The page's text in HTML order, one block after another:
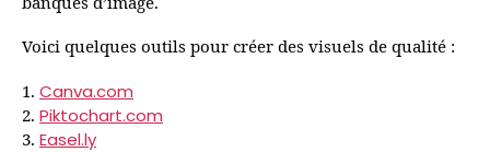
Voici quelques outils pour créer des visuels de qualité :
1. Canva.com
2. Piktochart.com
3. Easel.ly